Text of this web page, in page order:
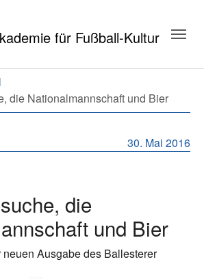
die Nationalmannschaft und Bier
30. Mai 2016
die
und Bier
Ausgabe des Ballesterer